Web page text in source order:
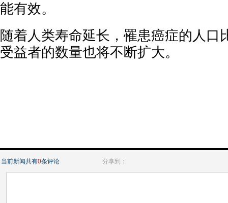
能有效。
随着人类寿命延长，罹患癌症的人口
受益者的数量也将不断扩大。
当前新闻共有0条评论 分享到：